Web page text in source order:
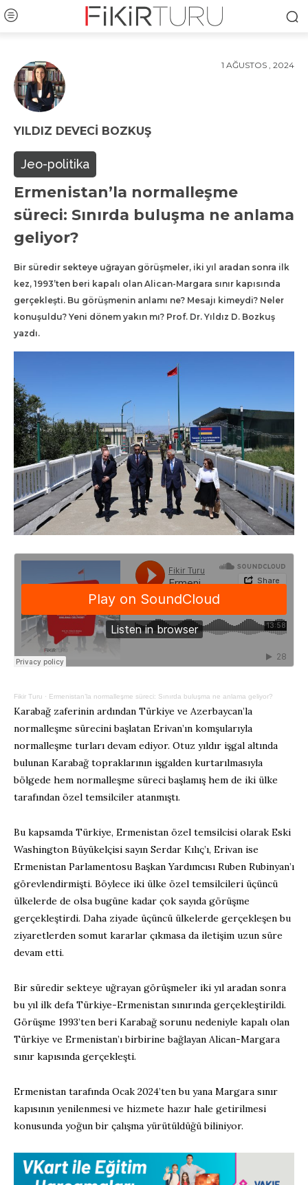
1 AĞUSTOS , 2024
YILDIZ DEVECI BOZKUŞ
Jeo-politika
Ermenistan’la normalleşme
süreci: Sınırda buluşma ne anlama
geliyor?
Bir süredir sekteye uğrayan görüşmeler, iki yıl aradan sonra ilk
kez, 1993’ten beri kapalı olan Alican-Margara sınır kapısında
gerçekleşti. Bu görüşmenin anlamı ne? Mesajı kimeydi? Neler
konuşuldu? Yeni dönem yakın mı? Prof. Dr. Yıldız D. Bozkuş
yazdı.
Fikir Turu · Ermenistan’la normalleşme süreci: Sınırda buluşma ne anlama geliyor?
Karabağ zaferinin ardından Türkiye ve Azerbaycan’la
normalleşme sürecini başlatan Erivan’ın komşularıyla
normalleşme turları devam ediyor. Otuz yıldır işgal altında
bulunan Karabağ topraklarının işgalden kurtarılmasıyla
bölgede hem normalleşme süreci başlamış hem de iki ülke
tarafından özel temsilciler atanmıştı.
Bu kapsamda Türkiye, Ermenistan özel temsilcisi olarak Eski
Washington Büyükelçisi sayın Serdar Kılıç’ı, Erivan ise
Ermenistan Parlamentosu Başkan Yardımcısı Ruben Rubinyan’ı
görevlendirmişti. Böylece iki ülke özel temsilcileri üçüncü
ülkelerde de olsa bugüne kadar çok sayıda görüşme
gerçekleştirdi. Daha ziyade üçüncü ülkelerde gerçekleşen bu
ziyaretlerden somut kararlar çıkmasa da iletişim uzun süre
devam etti.
Bir süredir sekteye uğrayan görüşmeler iki yıl aradan sonra
bu yıl ilk defa Türkiye-Ermenistan sınırında gerçekleştirildi.
Görüşme 1993’ten beri Karabağ sorunu nedeniyle kapalı olan
Türkiye ve Ermenistan’ı birbirine bağlayan Alican-Margara
sınır kapısında gerçekleşti.
Ermenistan tarafında Ocak 2024’ten bu yana Margara sınır
kapısının yenilenmesi ve hizmete hazır hale getirilmesi
konusunda yoğun bir çalışma yürütüldüğü biliniyor.